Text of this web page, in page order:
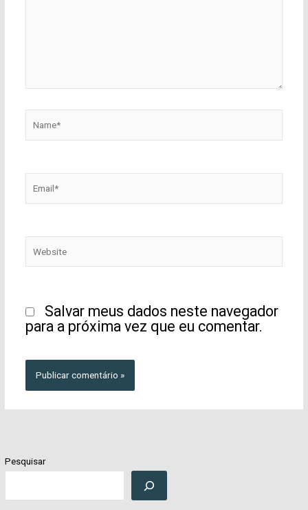
Pesquisar
Salvar meus dados neste navegador
para a próxima vez que eu comentar.